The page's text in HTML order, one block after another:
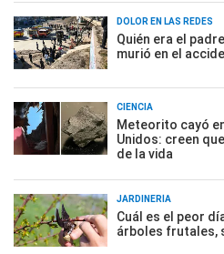
DOLOR EN LAS REDES
Quién era el
murió en el
CIENCIA
Meteorito cayó
Unidos: creen
de la vida
JARDINERÍA
Cuál es el peor
árboles frutales,